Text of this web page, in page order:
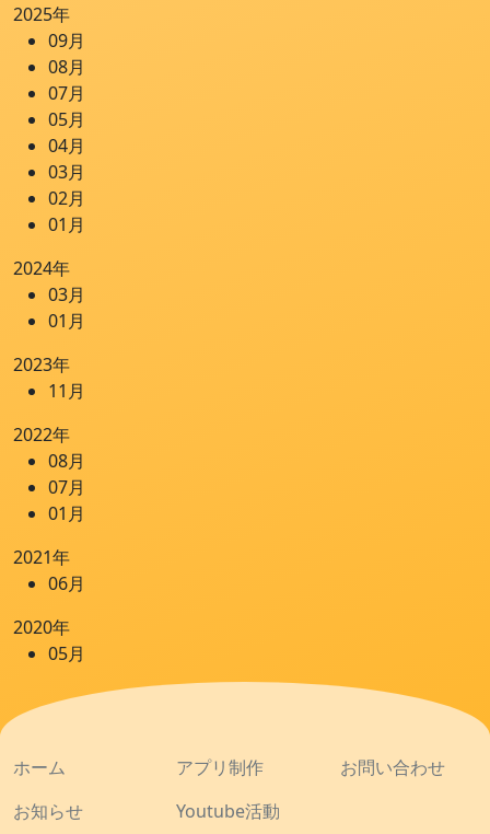
2025年
09月
08月
07月
05月
04月
03月
02月
01月
2024年
03月
01月
2023年
11月
2022年
08月
07月
01月
2021年
06月
2020年
05月
ホーム
お知らせ
アプリ制作
Youtube活動
お問い合わせ